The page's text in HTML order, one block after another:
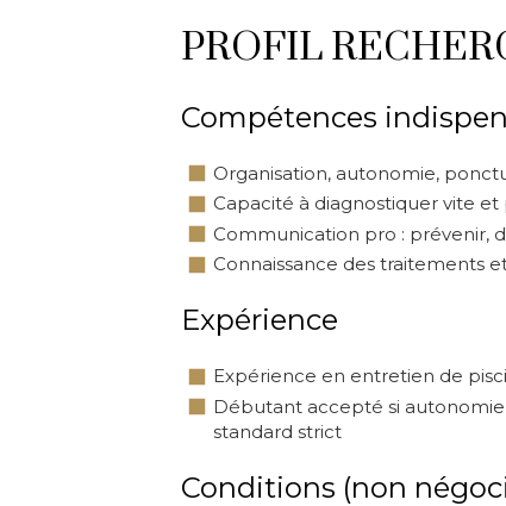
PROFIL
Compétences
Organisation, autonomie,
Capacité à diagnostiquer vite
Communication pro : prévenir,
Connaissance des traitements
Expérience
Expérience en entretien de
Débutant accepté si
standard strict
Conditions (non